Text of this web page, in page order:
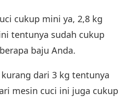
cukup mini ya, 2,8 kg
tentunya sudah cukup
baju Anda.
dari 3 kg tentunya
mesin cuci ini juga cukup